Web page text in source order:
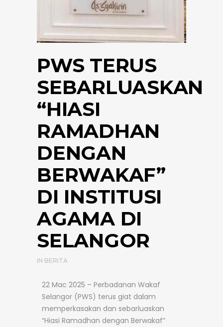
PWS TERUS
SEBARLUASKAN
“HIASI
RAMADHAN
DENGAN
BERWAKAF”
DI INSTITUSI
AGAMA DI
SELANGOR
IN BERITA
22 Mac 2025 – Perbadanan Wakaf
Selangor (PWS) terus giat dalam
memperkasakan dan sebarluaskan
“Hiasi Ramadhan dengan Berwakaf”